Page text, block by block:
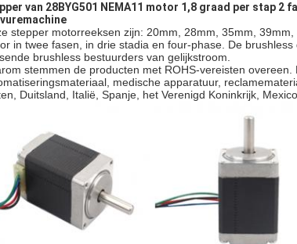
van 28BYG501 NEMA11 motor 1,8 graad per stap
stepper motorreeksen zijn: 20mm, 28mm, 35mm,
in twee fasen, in drie stadia en four-phase. De
brushless bestuurders van gelijkstroom.
stemmen de producten met ROHS-vereisten
medische apparatuur,
Duitsland, Italië, Spanje, het Verenigd Koninkrijk,